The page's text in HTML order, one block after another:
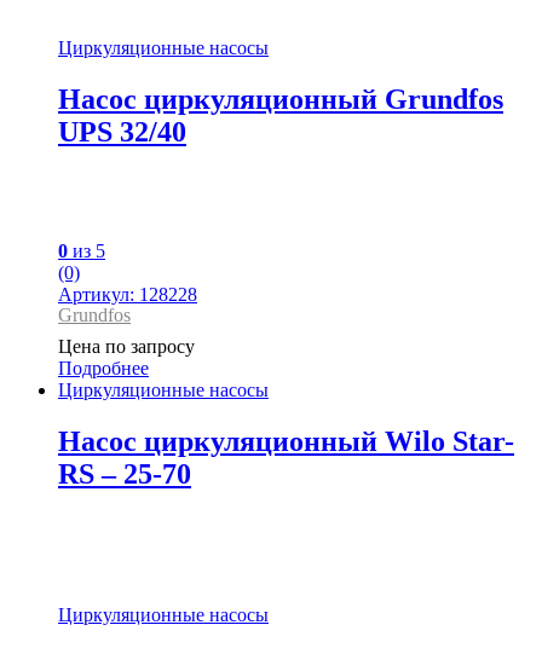
Циркуляционные насосы
Насос циркуляционный Grundfos
UPS 32/40
0 из 5
(0)
Артикул: 128228
Grundfos
Цена по запросу
Подробнее
Циркуляционные насосы
Насос циркуляционный Wilo Star-
RS – 25-70
Циркуляционные насосы